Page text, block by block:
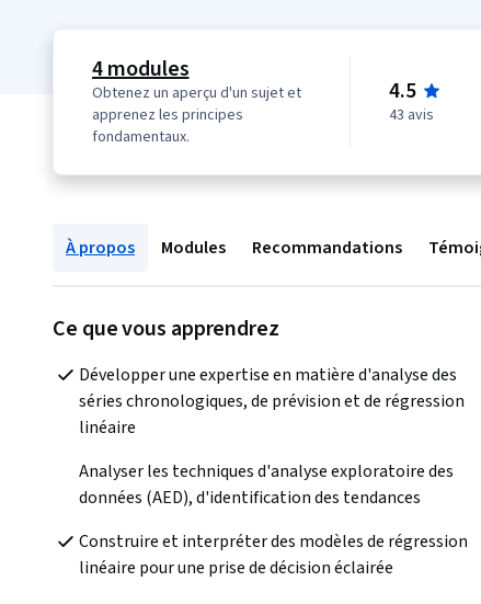
4 modules
Obtenez un aperçu d'un sujet et
apprenez les principes
fondamentaux.
4.5
43 avis
À propos Modules Recommandations
Ce que vous apprendrez
Développer une expertise en matière d'analyse des
séries chronologiques, de prévision et de régression
linéaire
Analyser les techniques d'analyse exploratoire des
données (AED), d'identification des tendances
Construire et interpréter des modèles de régression
linéaire pour une prise de décision éclairée